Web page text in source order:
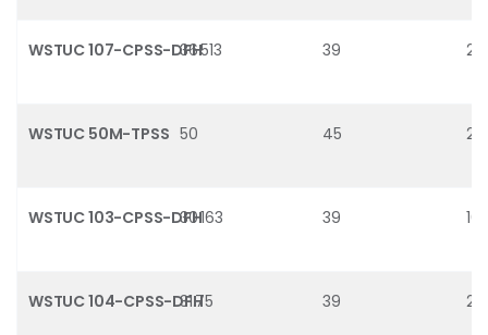
WSTUC 107-CPSS-DFH36.513 39
WSTUC 50M-TPSS 50 45
WSTUC 103-CPSS-DFH30.163 39
WSTUC 104-CPSS-DFH
31.75 39